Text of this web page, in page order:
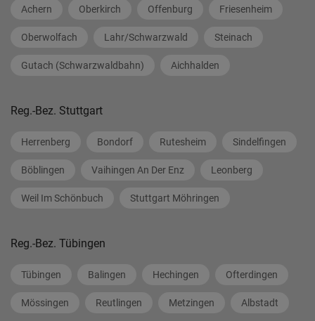
Achern Oberkirch Offenburg Friesenheim
Oberwolfach Lahr/Schwarzwald Steinach
Gutach (Schwarzwaldbahn) Aichhalden
Reg.-Bez. Stuttgart
Herrenberg Bondorf Rutesheim Sindelfingen
Böblingen Vaihingen An Der Enz Leonberg
Weil Im Schönbuch Stuttgart Möhringen
Reg.-Bez. Tübingen
Tübingen Balingen Hechingen Ofterdingen
Mössingen Reutlingen Metzingen Albstadt